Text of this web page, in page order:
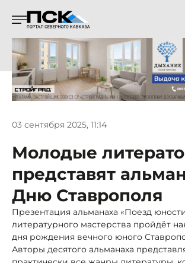
03 сентября 2025, 11:14
Молодые
представят
Дню Ставрополя
Презентация альманаха «Поезд
литературного мастерства пройдёт
дня рождения вечного юного
Авторы десятого альманаха